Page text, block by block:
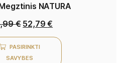
NATURA
€ 52,79€
PASIRINKTI
SAVYBES